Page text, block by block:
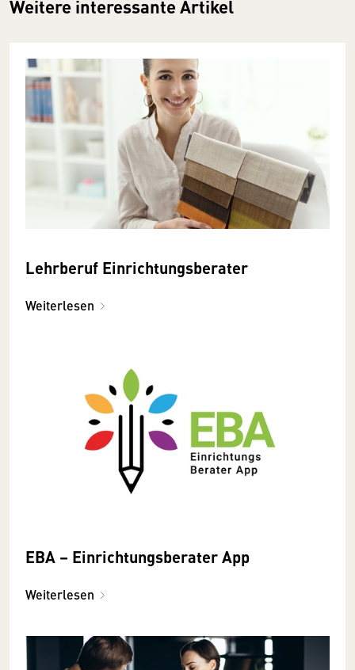
Weitere interessante Artikel
Lehrberuf Einrichtungsberater
Weiterlesen
EBA – Einrichtungsberater App
Weiterlesen